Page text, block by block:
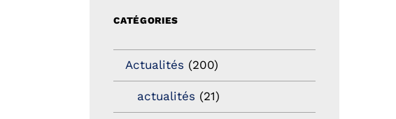
CATÉGORIES
Actualités (200)
actualités (21)